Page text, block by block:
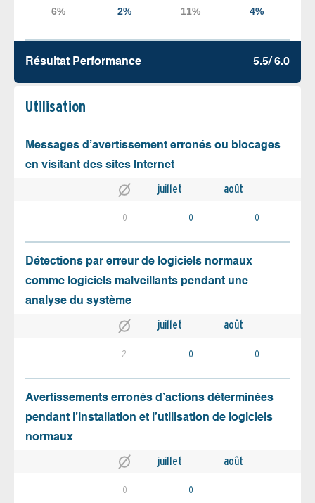
Résultat Performance 5.5/ 6.0
Utilisation
Messages d’avertissement erronés ou blocages
en visitant des sites Internet
juillet août
0 0 0
Détections par erreur de logiciels normaux
comme logiciels malveillants pendant une
analyse du système
juillet août
2 0 0
Avertissements erronés d’actions déterminées
pendant l’installation et l’utilisation de logiciels
normaux
juillet août
0 0